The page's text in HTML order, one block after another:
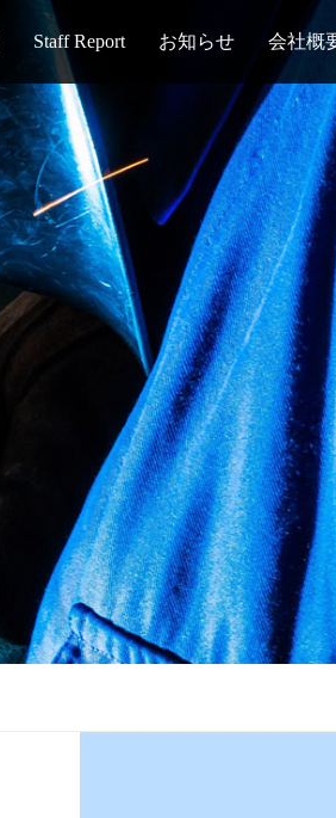
Staff Report お知らせ 会社概